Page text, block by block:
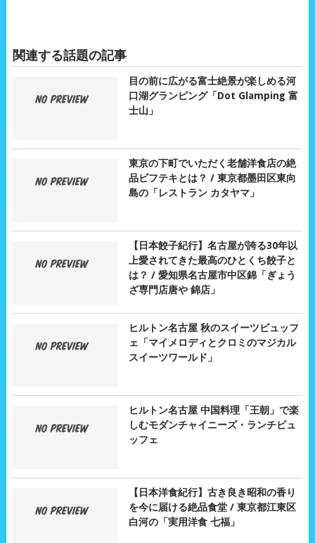
関連する話題の記事
目の前に広がる富士絶景が楽しめる河
口湖グランピング「Dot Glamping 富
士山」
東京の下町でいただく老舗洋食店の絶
品ビフテキとは？ / 東京都墨田区東向
島の「レストラン カタヤマ」
【日本餃子紀行】名古屋が誇る30年以
上愛されてきた最高のひとくち餃子と
は？ / 愛知県名古屋市中区錦「ぎょう
ざ専門店唐や 錦店」
ヒルトン名古屋 秋のスイーツビュッフ
ェ「マイメロディとクロミのマジカル
スイーツワールド」
ヒルトン名古屋 中国料理「王朝」で楽
しむモダンチャイニーズ・ランチビュ
ッフェ
【日本洋食紀行】古き良き昭和の香り
を今に届ける絶品食堂 / 東京都江東区
白河の「実用洋食 七福」